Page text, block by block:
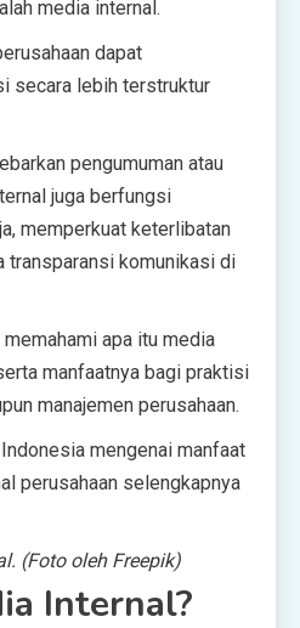
media internal.
dapat
secara lebih terstruktur
pengumuman atau
juga berfungsi
memperkuat keterlibatan
transparansi komunikasi di
apa itu media
manfaatnya bagi praktisi
manajemen perusahaan.
mengenai manfaat
perusahaan selengkapnya
(Foto oleh Freepik)
Internal?